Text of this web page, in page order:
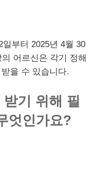
부터 2025년 4월 30
어르신은 각기 정해
을 수 있습니다.
기 위해 필
엇인가요?